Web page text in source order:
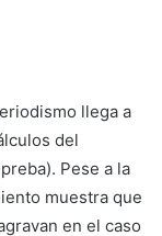
llega a
del
Pese a la
muestra que
en el caso